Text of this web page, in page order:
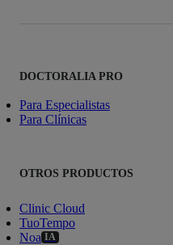
DOCTORALIA PRO
Para Especialistas
Para Clínicas
OTROS PRODUCTOS
Clinic Cloud
TuoTempo
Noa IA